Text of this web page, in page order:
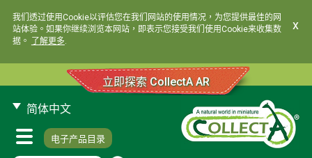
我们透过使用Cookie以评估您在我们网站的使用情况，为您提供最佳的网
站体验。如果你继续浏览本网站，即表示您接受我们使用Cookie来收集数
据。
了解更多.
x
立即探索 CollectA AR
简体中文
电子产品目录